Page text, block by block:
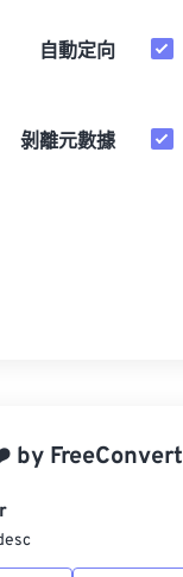
自動定向
剝離元數據
by FreeConvert